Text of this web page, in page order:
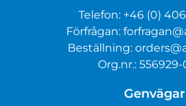
Telefon: +46 (0)
Förfrågan:
Beställning:
Org.nr.:
Genvägar